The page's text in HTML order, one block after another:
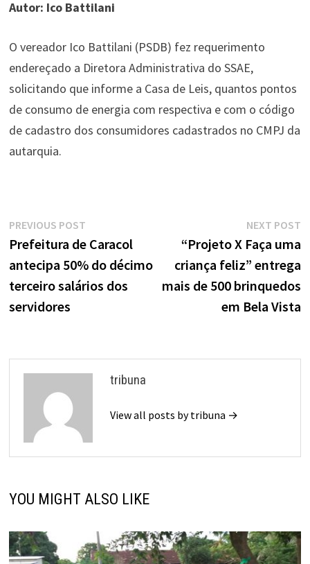
Autor: Ico Battilani
O vereador Ico Battilani (PSDB) fez requerimento
endereçado a Diretora Administrativa do SSAE,
solicitando que informe a Casa de Leis, quantos pontos
de consumo de energia com respectiva e com o código
de cadastro dos consumidores cadastrados no CMPJ da
autarquia.
Navegação
de
Post
PREVIOUS POSTPrevious
post:
Prefeitura de Caracol
antecipa 50% do décimo
terceiro salários dos
servidores
NEXT POST
“Projeto X Faça uma
criança feliz” entrega
mais de 500 brinquedos
em Bela Vista
tribuna
View all posts by tribuna →
YOU MIGHT ALSO LIKE